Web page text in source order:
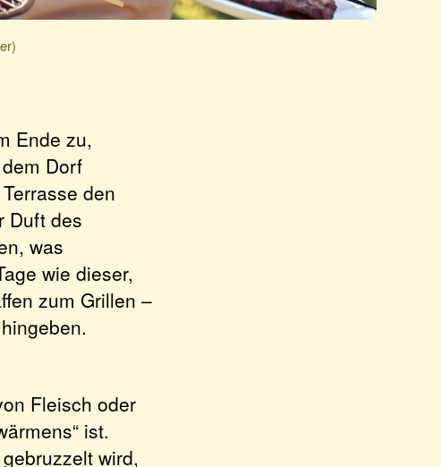
Ende zu,
Dorf
den
Duft des
was
wie dieser,
zum Grillen –
Fleisch oder
ist.
wird,